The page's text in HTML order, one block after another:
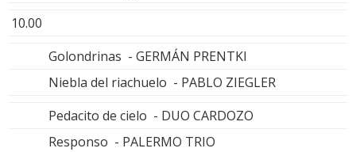
10.00
Golondrinas - GERMÁN PRENTKI
Niebla del riachuelo - PABLO ZIEGLER
Pedacito de cielo - DUO CARDOZO
Responso - PALERMO TRIO